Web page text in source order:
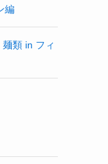
編
類 in フィ